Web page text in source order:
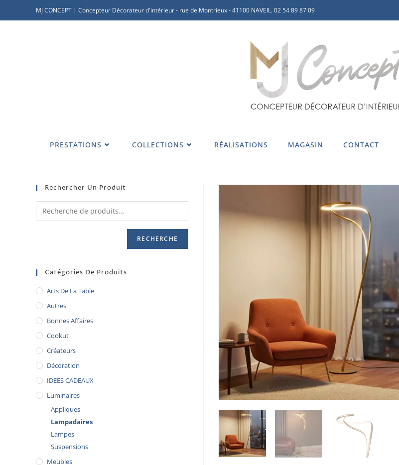
MJ CONCEPT | Concepteur Décorateur d'intérieur - rue de Montrieux - 41100 NAVEIL. 02 54 89 87 09
PRESTATIONS COLLECTIONS RÉALISATIONS MAGASIN CONTACT
Rechercher Un Produit
RECHERCHE
Catégories De Produits
Arts De La Table
Autres
Bonnes Affaires
Cookut
Créateurs
Décoration
IDEES CADEAUX
Luminaires
Appliques
Lampadaires
Lampes
Suspensions
Meubles